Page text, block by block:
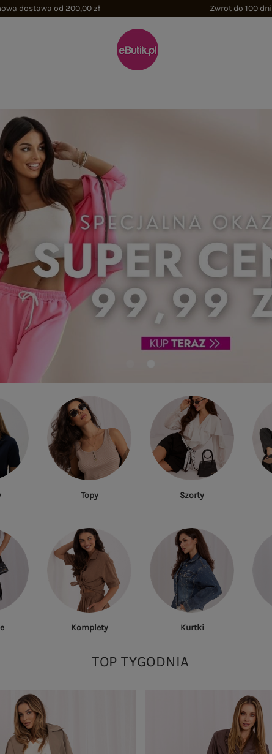
dostawa od 200,00 zł Zwrot do 100 dni
Topy Szorty
Komplety Kurtki
TOP TYGODNIA